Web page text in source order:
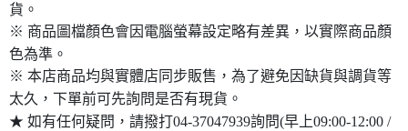
貨。
※ 商品圖檔顏色會因電腦螢幕設定略有差異，以實際商品顏
色為準。
※ 本店商品均與實體店同步販售，為了避免因缺貨與調貨等
太久，下單前可先詢問是否有現貨。
★ 如有任何疑問，請撥打04-37047939詢問(早上09:00-12:00 /